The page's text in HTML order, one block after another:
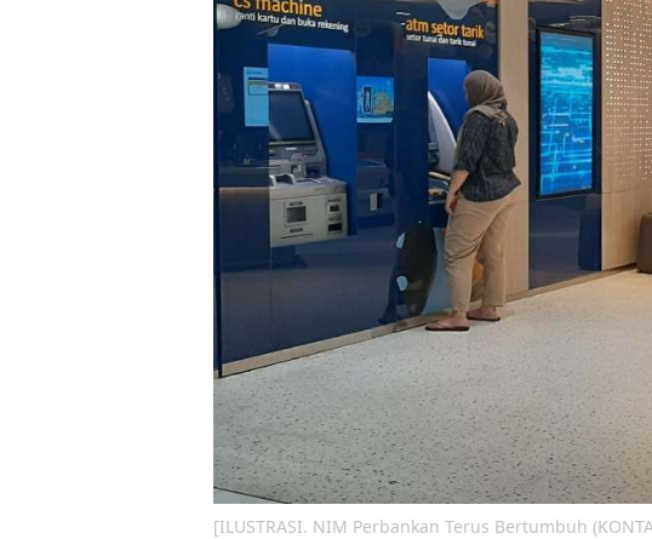
[ILUSTRASI. NIM Perbankan Terus Bertumbuh